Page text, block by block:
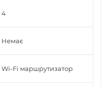
4
Немає
Wi-Fi маршрутизатор